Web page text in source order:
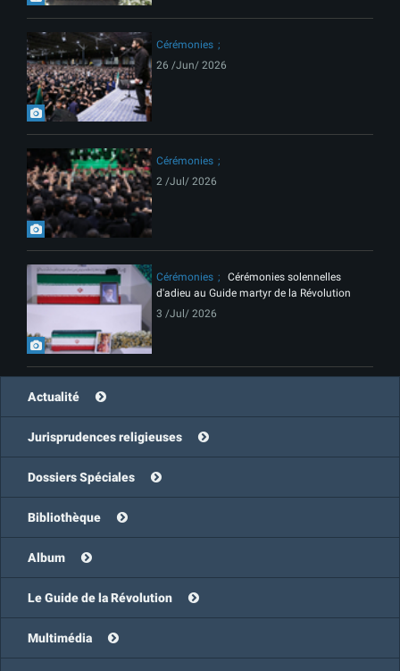
Cérémonies
26 /Jun/ 2026
Cérémonies
2 /Jul/ 2026
Cérémonies
Cérémonies solennelles
d'adieu au Guide martyr de la Révolution
3 /Jul/ 2026
Actualité
Jurisprudences religieuses
Dossiers Spéciales
Bibliothèque
Album
Le Guide de la Révolution
Multimédia